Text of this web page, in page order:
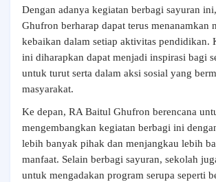
Dengan adanya kegiatan berbagi sayuran
Ghufron berharap dapat terus menanamkan
kebaikan dalam setiap aktivitas pendidikan.
ini diharapkan dapat menjadi inspirasi bagi
untuk turut serta dalam aksi sosial yang
masyarakat.
Ke depan, RA Baitul Ghufron berencana
mengembangkan kegiatan berbagi ini
lebih banyak pihak dan menjangkau lebih
manfaat. Selain berbagi sayuran, sekolah
untuk mengadakan program serupa seperti